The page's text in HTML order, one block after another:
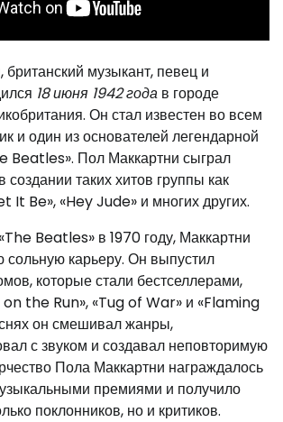
, британский музыкант, певец и
18 июня 1942 года в городе
Он стал известен во всем
и один из основателей легендарной
Beatles». Пол Маккартни сыграл
таких хитов группы как
It Be», «Hey Jude» и многих других.
Beatles» в 1970 году, Маккартни
карьеру. Он выпустил
которые стали бестселлерами,
on the Run», «Tug of War» и «Flaming
он смешивал жанры,
с звуком и создавал неповторимую
Пола Маккартни награждалось
премиями и получило
поклонников, но и критиков.